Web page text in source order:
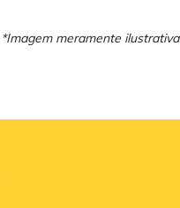
*Imagem meramente ilustrativa